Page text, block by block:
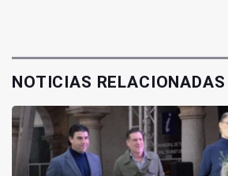
NOTICIAS RELACIONADAS